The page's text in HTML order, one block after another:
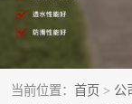
当前位置： 首页 > 公